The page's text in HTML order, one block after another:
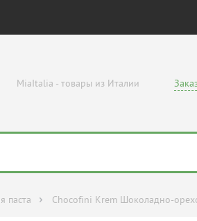
MiaItalia - товары из Италии
паста Chocofini Krem Шоколадно-